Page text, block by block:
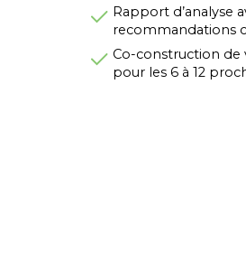
Rapport d’analyse
recommandations
Co-construction de
pour les 6 à 12